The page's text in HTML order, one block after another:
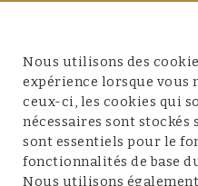
À propos de nous
Service client
Nous utilisons des
expérience lorsque vous
ceux-ci, les cookies qui
nécessaires sont
sont essentiels pour le
fonctionnalités de base
Nous utilisons